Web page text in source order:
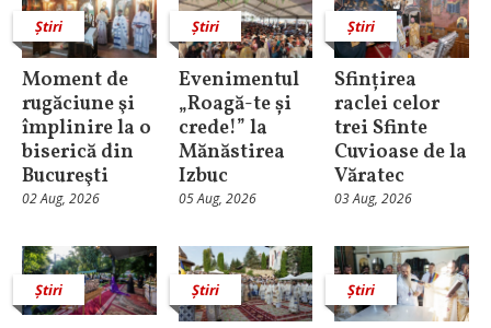
Știri
Moment de
rugăciune şi
împlinire la o
biserică din
Bucureşti
02 Aug, 2026
Știri
Evenimentul
„Roagă-te și
crede!” la
Mănăstirea
Izbuc
05 Aug, 2026
Știri
Sfințirea
raclei celor
trei Sfinte
Cuvioase de la
Văratec
03 Aug, 2026
Știri Știri Știri